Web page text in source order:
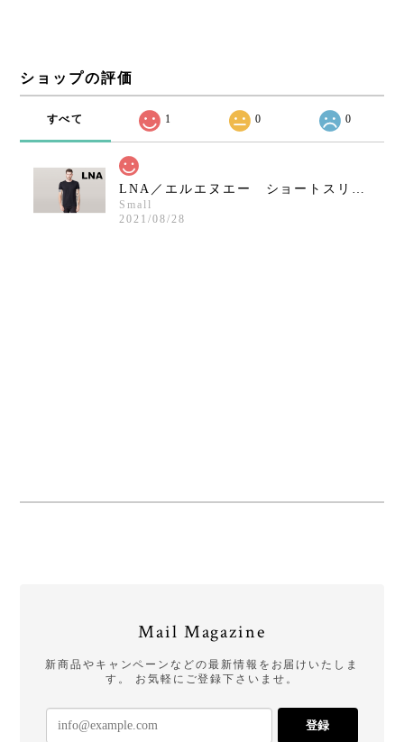
ショップの評価
すべて 1 0 0
LNA／エルエヌエー ショートスリーブクルーネックシャツ／ブラック
Small
2021/08/28
Mail Magazine
新商品やキャンペーンなどの最新情報をお届けいたしま
す。 お気軽にご登録下さいませ。
登録